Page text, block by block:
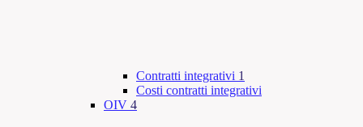
Contratti integrativi 1
Costi contratti integrativi
OIV 4